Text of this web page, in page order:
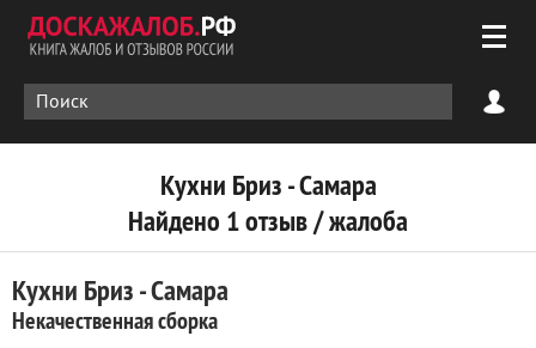
Кухни Бриз - Самара
Найдено 1 отзыв / жалоба
Кухни Бриз - Самара
Некачественная сборка